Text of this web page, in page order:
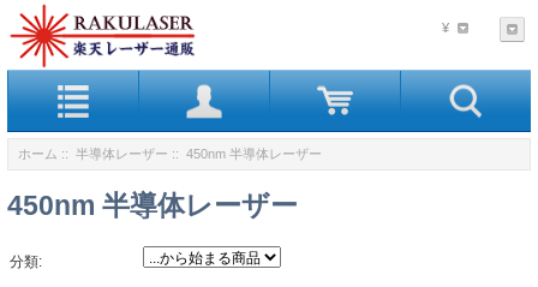
¥
ホーム :: 半導体レーザー :: 450nm 半導体レーザー
450nm 半導体レーザー
分類: